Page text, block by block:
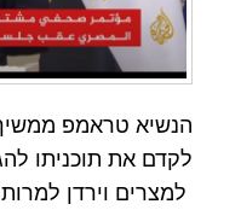
הנשיא טראמפ
לקדם את תוכניתו
למצרים וירדן